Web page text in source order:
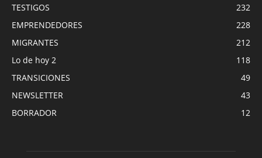
TESTIGOS
232
EMPRENDEDORES
228
MIGRANTES
212
Lo de hoy 2
118
TRANSICIONES
49
NEWSLETTER
43
BORRADOR
12